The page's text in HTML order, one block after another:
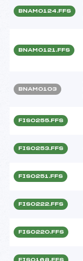
BNAM0124.FFS
BNAM0121.FFS
BNAM0103
FIS0255.FFS
FIS0253.FFS
FIS0251.FFS
FIS0222.FFS
FIS0220.FFS
FIS0168.FFS